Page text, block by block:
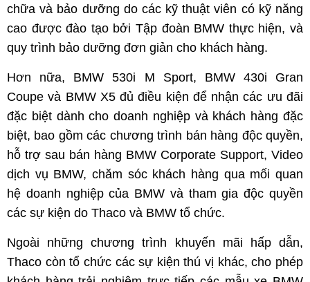
chữa và bảo dưỡng do các kỹ thuật viên có kỹ năng
cao được đào tạo bởi Tập đoàn BMW thực hiện, và
quy trình bảo dưỡng đơn giản cho khách hàng.
Hơn nữa, BMW 530i M Sport, BMW 430i Gran
Coupe và BMW X5 đủ điều kiện để nhận các ưu đãi
đặc biệt dành cho doanh nghiệp và khách hàng đặc
biệt, bao gồm các chương trình bán hàng độc quyền,
hỗ trợ sau bán hàng BMW Corporate Support, Video
dịch vụ BMW, chăm sóc khách hàng qua mối quan
hệ doanh nghiệp của BMW và tham gia độc quyền
các sự kiện do Thaco và BMW tổ chức.
Ngoài những chương trình khuyến mãi hấp dẫn,
Thaco còn tổ chức các sự kiện thú vị khác, cho phép